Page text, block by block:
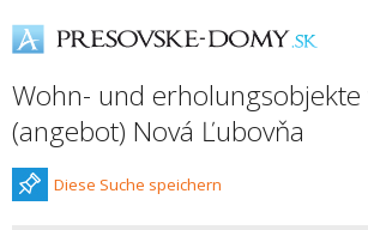
Wohn- und
(angebot) Nová Ľubovňa
Diese Suche speichern